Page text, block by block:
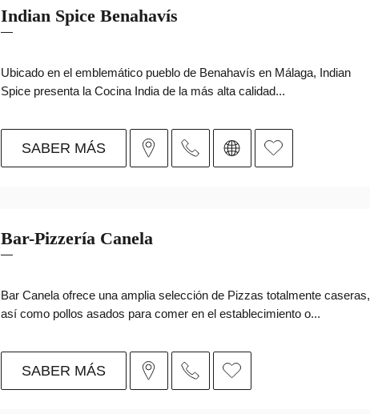
Indian Spice Benahavís
Ubicado en el emblemático pueblo de Benahavís en Málaga, Indian
Spice presenta la Cocina India de la más alta calidad...
SABER MÁS
Bar-Pizzería Canela
Bar Canela ofrece una amplia selección de Pizzas totalmente caseras,
así como pollos asados para comer en el establecimiento o...
SABER MÁS